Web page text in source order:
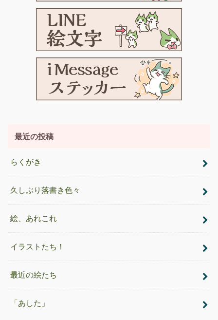
最近の投稿
らくがき
久しぶり落書き色々
絵、あれこれ
イラストたち！
最近の絵たち
「あした」